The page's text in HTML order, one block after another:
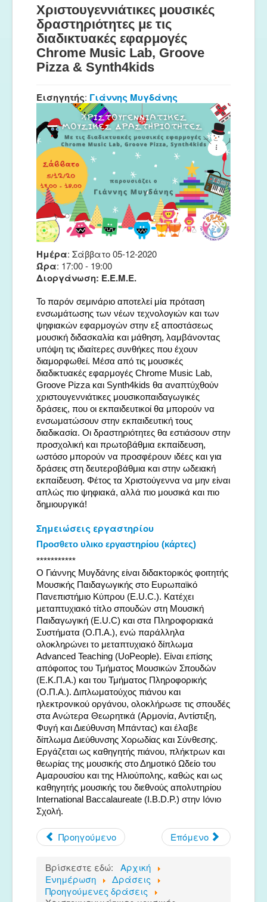
Δωρεάν Υλικό
Εκδόσεις
Ενημέρωση
Συνέδρια
Θερινή συνάντηση
Μουσικές Ομάδες
Ευτέρπη
Musapps
Χριστουγεννιάτικες μουσικές
δραστηριότητες με τις
διαδικτυακές εφαρμογές
Chrome Music Lab, Groove
Pizza & Synth4kids
Εισηγητής: Γιάννης Μυγδάνης
Ημέρα: Σάββατο 05-12-2020
Ώρα: 17:00 - 19:00
Διοργάνωση: Ε.Ε.Μ.Ε.
Το παρόν σεμινάριο αποτελεί μία πρόταση
ενσωμάτωσης των νέων τεχνολογιών και των
ψηφιακών εφαρμογών στην εξ αποστάσεως
μουσική διδασκαλία και μάθηση, λαμβάνοντας
υπόψη τις ιδιαίτερες συνθήκες που έχουν
διαμορφωθεί. Μέσα από τις μουσικές
διαδικτυακές εφαρμογές Chrome Music Lab,
Groove Pizza και Synth4kids θα αναπτύχθούν
χριστουγεννιάτικες μουσικοπαιδαγωγικές
δράσεις, που οι εκπαιδευτικοί θα μπορούν να
ενσωματώσουν στην εκπαιδευτική τους
διαδικασία. Οι δραστηριότητες θα εστιάσουν στην
προσχολική και πρωτοβάθμια εκπαίδευση,
ωστόσο μπορούν να προσφέρουν ιδέες και για
δράσεις στη δευτεροβάθμια και στην ωδειακή
εκπαίδευση. Φέτος τα Χριστούγεννα να μην είναι
απλώς πιο ψηφιακά, αλλά πιο μουσικά και πιο
δημιουργικά!
Σημειώσεις εργαστηρίου
Προσθετο υλικο εργαστηρίου (κάρτες)
***********
Ο Γιάννης Μυγδάνης είναι διδακτορικός φοιτητής
Μουσικής Παιδαγωγικής στο Ευρωπαϊκό
Πανεπιστήμιο Κύπρου (E.U.C.). Κατέχει
μεταπτυχιακό τίτλο σπουδών στη Μουσική
Παιδαγωγική (E.U.C) και στα Πληροφοριακά
Συστήματα (Ο.Π.Α.), ενώ παράλληλα
ολοκληρώνει το μεταπτυχιακό δίπλωμα
Advanced Teaching (UoPeople). Είναι επίσης
απόφοιτος του Τμήματος Μουσικών Σπουδών
(Ε.Κ.Π.Α.) και του Τμήματος Πληροφορικής
(Ο.Π.Α.). Διπλωματούχος πιάνου και
ηλεκτρονικού οργάνου, ολοκλήρωσε τις σπουδές
στα Ανώτερα Θεωρητικά (Αρμονία, Αντίστιξη,
Φυγή και Διεύθυνση Μπάντας) και έλαβε
δίπλωμα Διεύθυνσης Χορωδίας και Σύνθεσης.
Εργάζεται ως καθηγητής πιάνου, πλήκτρων και
θεωρίας της μουσικής στο Δημοτικό Ωδείο του
Αμαρουσίου και της Ηλιούπολης, καθώς και ως
καθηγητής μουσικής του διεθνούς απολυτηρίου
International Baccalaureate (I.B.D.P.) στην Ιόνιο
Σχολή.
Προηγούμενο Επόμενο
Βρίσκεστε εδώ:
Αρχική
Ενημέρωση
Δράσεις
Προηγούμενες δράσεις